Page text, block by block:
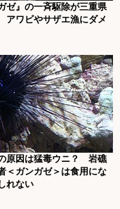
ゼ』の一斉駆除が三重県
ワビやサザエ漁にダメ
原因は猛毒ウニ？ 岩礁
＜ガンガゼ＞は食用にな
れない